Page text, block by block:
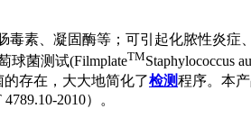
毒素、凝固酶等；可引起化脓性炎症
球菌测试(FilmplateTMStaphylococcus
存在，大大地简化了检测程序。本
2010）。